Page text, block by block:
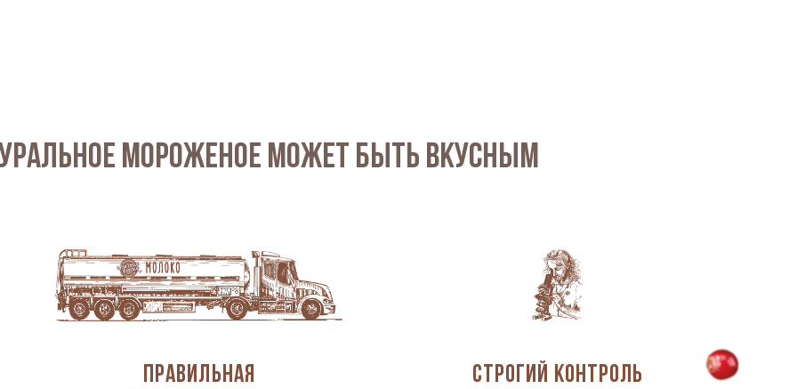
мороженое может быть вкусным
Правильная
Строгий контроль